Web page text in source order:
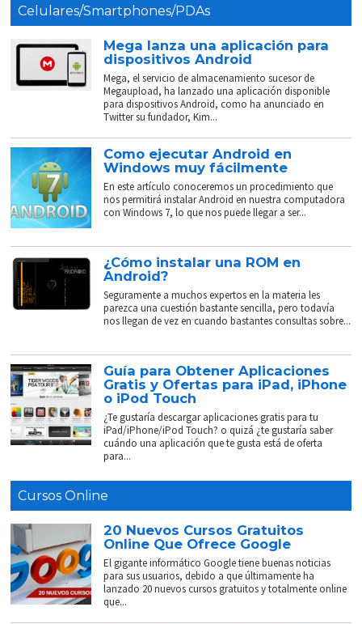
Celulares/Smartphones/PDAs
Mega lanza una aplicación para
dispositivos Android
Mega, el servicio de almacenamiento sucesor de
Megaupload, ha lanzado una aplicación disponible
para dispositivos Android, como ha anunciado en
Twitter su fundador, Kim...
Como ejecutar Android en
Windows muy fácilmente
En este artículo conoceremos un procedimiento que
nos permitirá instalar Android en nuestra computadora
con Windows 7, lo que nos puede llegar a ser...
¿Cómo instalar una ROM en
Android?
Seguramente a muchos expertos en la materia les
parezca una cuestión bastante sencilla, pero todavía
nos llegan de vez en cuando bastantes consultas sobre...
Guía para Obtener Aplicaciones
Gratis y Ofertas para iPad, iPhone
o iPod Touch
¿Te gustaría descargar aplicaciones gratis para tu
iPad/iPhone/iPod Touch? o quizá ¿te gustaría saber
cuándo una aplicación que te gusta está de oferta
para...
Cursos Online
20 Nuevos Cursos Gratuitos
Online Que Ofrece Google
El gigante informático Google tiene buenas noticias
para sus usuarios, debido a que últimamente ha
lanzado 20 nuevos cursos gratuitos y totalmente online
que...